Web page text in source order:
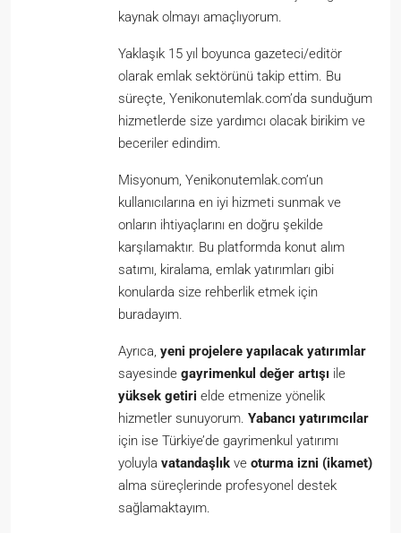
kaynak olmayı amaçlıyorum.
Yaklaşık 15 yıl boyunca gazeteci/editör
olarak emlak sektörünü takip ettim. Bu
süreçte, Yenikonutemlak.com’da sunduğum
hizmetlerde size yardımcı olacak birikim ve
beceriler edindim.
Misyonum, Yenikonutemlak.com’un
kullanıcılarına en iyi hizmeti sunmak ve
onların ihtiyaçlarını en doğru şekilde
karşılamaktır. Bu platformda konut alım
satımı, kiralama, emlak yatırımları gibi
konularda size rehberlik etmek için
buradayım.
Ayrıca, yeni projelere yapılacak yatırımlar
sayesinde gayrimenkul değer artışı ile
yüksek getiri elde etmenize yönelik
hizmetler sunuyorum. Yabancı yatırımcılar
için ise Türkiye’de gayrimenkul yatırımı
yoluyla vatandaşlık ve oturma izni (ikamet)
alma süreçlerinde profesyonel destek
sağlamaktayım.